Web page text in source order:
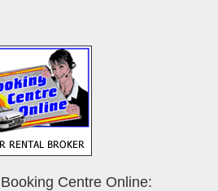
Centre Online: